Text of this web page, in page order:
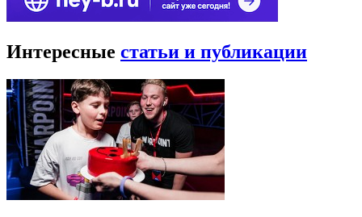
Интересные статьи и публикации